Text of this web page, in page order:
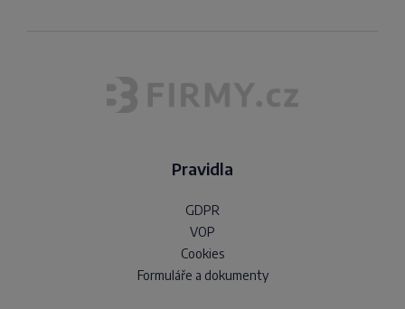
Pravidla
GDPR
VOP
Cookies
Formuláře a dokumenty